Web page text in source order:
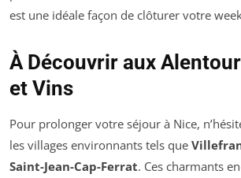
est une idéale façon de clôturer votre
À Découvrir aux
et Vins
Pour prolonger votre séjour à Nice,
les villages environnants tels que
Saint-Jean-Cap-Ferrat. Ces charmants